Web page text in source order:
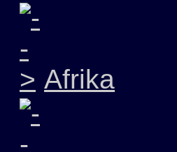
Afrika